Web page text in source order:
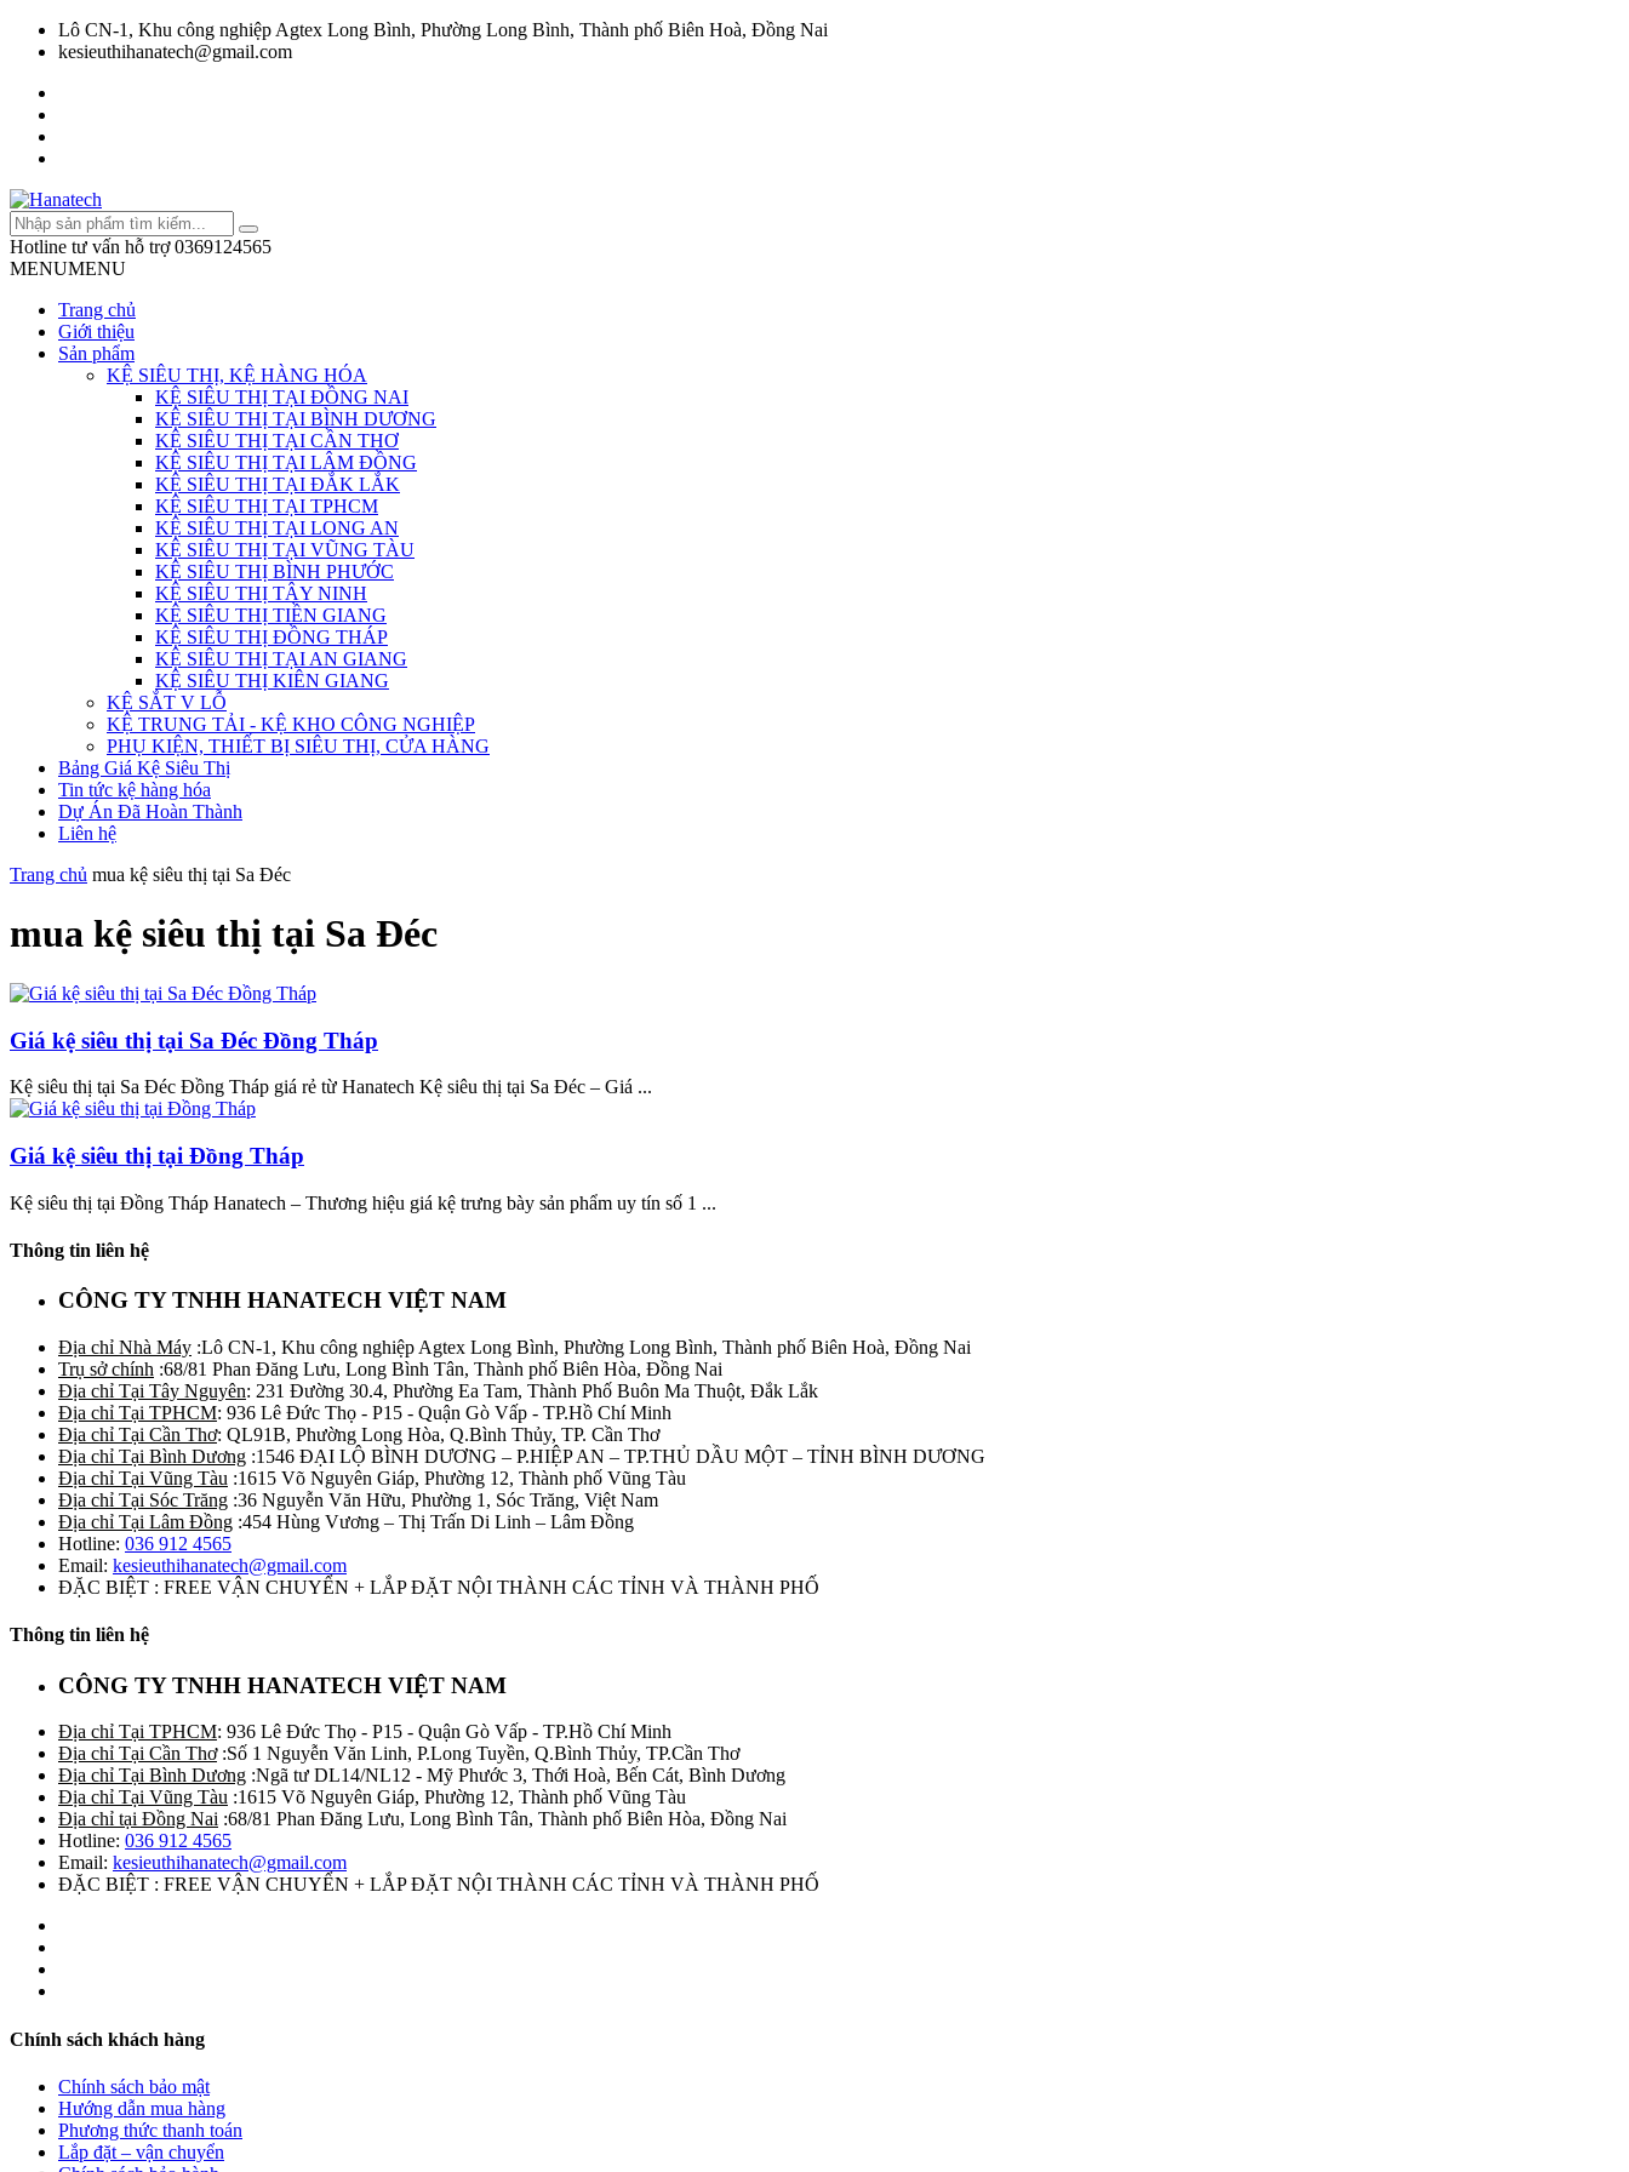
Lô CN-1, Khu công nghiệp Agtex Long Bình, Phường Long Bình, Thành phố Biên Hoà, Đồng Nai
kesieuthihanatech@gmail.com
Hotline tư vấn hỗ trợ 0369124565
MENUMENU
Trang chủ
Giới thiệu
Sản phẩm
KỆ SIÊU THỊ, KỆ HÀNG HÓA
KỆ SIÊU THỊ TẠI ĐỒNG NAI
KỆ SIÊU THỊ TẠI BÌNH DƯƠNG
KỆ SIÊU THỊ TẠI CẦN THƠ
KỆ SIÊU THỊ TẠI LÂM ĐỒNG
KỆ SIÊU THỊ TẠI ĐẮK LẮK
KỆ SIÊU THỊ TẠI TPHCM
KỆ SIÊU THỊ TẠI LONG AN
KỆ SIÊU THỊ TẠI VŨNG TÀU
KỆ SIÊU THỊ BÌNH PHƯỚC
KỆ SIÊU THỊ TÂY NINH
KỆ SIÊU THỊ TIỀN GIANG
KỆ SIÊU THỊ ĐỒNG THÁP
KỆ SIÊU THỊ TẠI AN GIANG
KỆ SIÊU THỊ KIÊN GIANG
KỆ SẮT V LỖ
KỆ TRUNG TẢI - KỆ KHO CÔNG NGHIỆP
PHỤ KIỆN, THIẾT BỊ SIÊU THỊ, CỬA HÀNG
Bảng Giá Kệ Siêu Thị
Tin tức kệ hàng hóa
Dự Án Đã Hoàn Thành
Liên hệ
Trang chủ mua kệ siêu thị tại Sa Đéc
mua kệ siêu thị tại Sa Đéc
Giá kệ siêu thị tại Sa Đéc Đồng Tháp
Kệ siêu thị tại Sa Đéc Đồng Tháp giá rẻ từ Hanatech Kệ siêu thị tại Sa Đéc – Giá ...
Giá kệ siêu thị tại Đồng Tháp
Kệ siêu thị tại Đồng Tháp Hanatech – Thương hiệu giá kệ trưng bày sản phẩm uy tín số 1 ...
Thông tin liên hệ
CÔNG TY TNHH HANATECH VIỆT NAM
Địa chỉ Nhà Máy :Lô CN-1, Khu công nghiệp Agtex Long Bình, Phường Long Bình, Thành phố Biên Hoà, Đồng Nai
Trụ sở chính :68/81 Phan Đăng Lưu, Long Bình Tân, Thành phố Biên Hòa, Đồng Nai
Địa chỉ Tại Tây Nguyên: 231 Đường 30.4, Phường Ea Tam, Thành Phố Buôn Ma Thuột, Đắk Lắk
Địa chỉ Tại TPHCM: 936 Lê Đức Thọ - P15 - Quận Gò Vấp - TP.Hồ Chí Minh
Địa chỉ Tại Cần Thơ: QL91B, Phường Long Hòa, Q.Bình Thủy, TP. Cần Thơ
Địa chỉ Tại Bình Dương :1546 ĐẠI LỘ BÌNH DƯƠNG – P.HIỆP AN – TP.THỦ DẦU MỘT – TỈNH BÌNH DƯƠNG
Địa chỉ Tại Vũng Tàu :1615 Võ Nguyên Giáp, Phường 12, Thành phố Vũng Tàu
Địa chỉ Tại Sóc Trăng :36 Nguyễn Văn Hữu, Phường 1, Sóc Trăng, Việt Nam
Địa chỉ Tại Lâm Đồng :454 Hùng Vương – Thị Trấn Di Linh – Lâm Đồng
Hotline: 036 912 4565
Email: kesieuthihanatech@gmail.com
ĐẶC BIỆT : FREE VẬN CHUYỂN + LẮP ĐẶT NỘI THÀNH CÁC TỈNH VÀ THÀNH PHỐ
Thông tin liên hệ
CÔNG TY TNHH HANATECH VIỆT NAM
Địa chỉ Tại TPHCM: 936 Lê Đức Thọ - P15 - Quận Gò Vấp - TP.Hồ Chí Minh
Địa chỉ Tại Cần Thơ:Số 1 Nguyễn Văn Linh, P.Long Tuyền, Q.Bình Thủy, TP.Cần Thơ
Địa chỉ Tại Bình Dương :Ngã tư DL14/NL12 - Mỹ Phước 3, Thới Hoà, Bến Cát, Bình Dương
Địa chỉ Tại Vũng Tàu :1615 Võ Nguyên Giáp, Phường 12, Thành phố Vũng Tàu
Địa chỉ tại Đồng Nai :68/81 Phan Đăng Lưu, Long Bình Tân, Thành phố Biên Hòa, Đồng Nai
Hotline: 036 912 4565
Email: kesieuthihanatech@gmail.com
ĐẶC BIỆT : FREE VẬN CHUYỂN + LẮP ĐẶT NỘI THÀNH CÁC TỈNH VÀ THÀNH PHỐ
Chính sách khách hàng
Chính sách bảo mật
Hướng dẫn mua hàng
Phương thức thanh toán
Lắp đặt – vận chuyển